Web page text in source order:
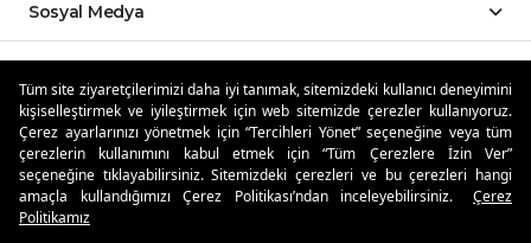
Tüm site ziyaretçilerimizi daha iyi tanımak, sitemizdeki kullanıcı deneyimini
kişiselleştirmek ve iyileştirmek için web sitemizde çerezler kullanıyoruz.
Çerez ayarlarınızı yönetmek için “Tercihleri Yönet” seçeneğine veya tüm
çerezlerin kullanımını kabul etmek için “Tüm Çerezlere İzin Ver”
seçeneğine tıklayabilirsiniz. Sitemizdeki çerezleri ve bu çerezleri hangi
amaçla kullandığımızı Çerez Politikası’ndan inceleyebilirsiniz.
Çerez
Politikamız
Sosyal Medya
Özdilekteyim'de Taksit Avantajları
Güvenli Alışveriş